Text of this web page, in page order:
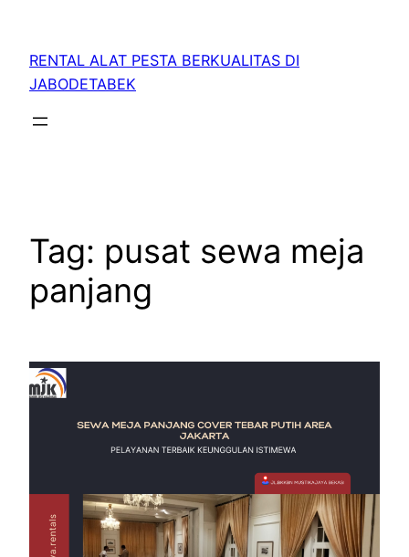
RENTAL ALAT PESTA BERKUALITAS DI
JABODETABEK
Tag: pusat sewa meja
panjang